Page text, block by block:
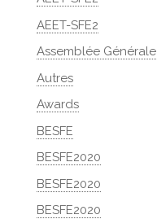
AEET-SFE2
Assemblée Générale
Autres
Awards
BESFE
BESFE2020
BESFE2020
BESFE2020